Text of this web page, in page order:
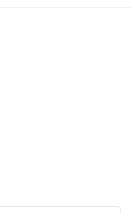
大面積を誇る公園の多